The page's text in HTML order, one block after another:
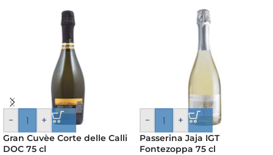
- +
Gran Cuvèe Corte delle Calli
DOC 75 cl
- +
Passerina Jaja IGT
Fontezoppa 75 cl